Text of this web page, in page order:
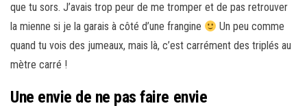
que tu sors. J’avais trop peur de me tromper et de pas retrouver
la mienne si je la garais à côté d’une frangine
Un peu comme
quand tu vois des jumeaux, mais là, c’est carrément des triplés au
mètre carré !
Une envie de ne pas faire envie